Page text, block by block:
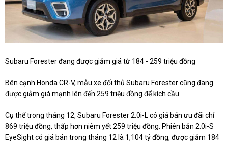
Subaru Forester đang được giảm giá từ 184 - 259 triệu đồng
Bên cạnh Honda CR-V, mẫu xe đối thủ Subaru Forester cũng đang
được giảm giá mạnh lên đến 259 triệu đồng để kích cầu.
Cụ thể trong tháng 12, Subaru Forester 2.0i-L có giá bán ưu đãi chỉ
869 triệu đồng, thấp hơn niêm yết 259 triệu đồng. Phiên bản 2.0i-S
EyeSight có giá bán trong tháng 12 là 1,104 tỷ đồng, được giảm 184